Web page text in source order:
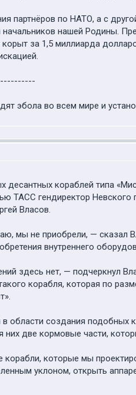
по НАТО, а с
нашей Родины.
за 1,5 миллиарда
эбола во всем мире и
десантных кораблей типа
ТАСС гендиректор
Власов.
мы не приобрели, — сказал
внутреннего
здесь нет, — подчеркнул
корабля, которая по
области создания подобных
них две кормовые части,
которые мы
уклоном, открыть